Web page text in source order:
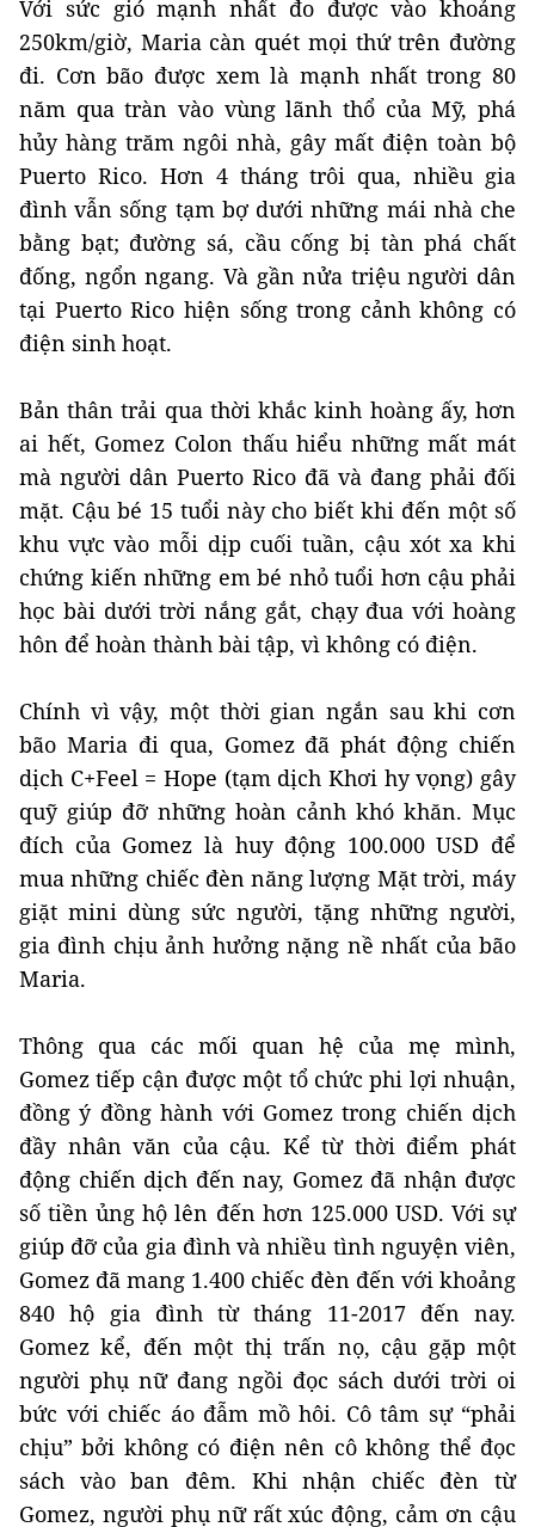
Với sức gió mạnh nhất đo được vào khoảng
250km/giờ, Maria càn quét mọi thứ trên đường
đi. Cơn bão được xem là mạnh nhất trong 80
năm qua tràn vào vùng lãnh thổ của Mỹ, phá
hủy hàng trăm ngôi nhà, gây mất điện toàn bộ
Puerto Rico. Hơn 4 tháng trôi qua, nhiều gia
đình vẫn sống tạm bợ dưới những mái nhà che
bằng bạt; đường sá, cầu cống bị tàn phá chất
đống, ngổn ngang. Và gần nửa triệu người dân
tại Puerto Rico hiện sống trong cảnh không có
điện sinh hoạt.
Bản thân trải qua thời khắc kinh hoàng ấy, hơn
ai hết, Gomez Colon thấu hiểu những mất mát
mà người dân Puerto Rico đã và đang phải đối
mặt. Cậu bé 15 tuổi này cho biết khi đến một số
khu vực vào mỗi dịp cuối tuần, cậu xót xa khi
chứng kiến những em bé nhỏ tuổi hơn cậu phải
học bài dưới trời nắng gắt, chạy đua với hoàng
hôn để hoàn thành bài tập, vì không có điện.
Chính vì vậy, một thời gian ngắn sau khi cơn
bão Maria đi qua, Gomez đã phát động chiến
dịch C+Feel = Hope (tạm dịch Khơi hy vọng) gây
quỹ giúp đỡ những hoàn cảnh khó khăn. Mục
đích của Gomez là huy động 100.000 USD để
mua những chiếc đèn năng lượng Mặt trời, máy
giặt mini dùng sức người, tặng những người,
gia đình chịu ảnh hưởng nặng nề nhất của bão
Maria.
Thông qua các mối quan hệ của mẹ mình,
Gomez tiếp cận được một tổ chức phi lợi nhuận,
đồng ý đồng hành với Gomez trong chiến dịch
đầy nhân văn của cậu. Kể từ thời điểm phát
động chiến dịch đến nay, Gomez đã nhận được
số tiền ủng hộ lên đến hơn 125.000 USD. Với sự
giúp đỡ của gia đình và nhiều tình nguyện viên,
Gomez đã mang 1.400 chiếc đèn đến với khoảng
840 hộ gia đình từ tháng 11-2017 đến nay.
Gomez kể, đến một thị trấn nọ, cậu gặp một
người phụ nữ đang ngồi đọc sách dưới trời oi
bức với chiếc áo đẫm mồ hôi. Cô tâm sự “phải
chịu” bởi không có điện nên cô không thể đọc
sách vào ban đêm. Khi nhận chiếc đèn từ
Gomez, người phụ nữ rất xúc động, cảm ơn cậu